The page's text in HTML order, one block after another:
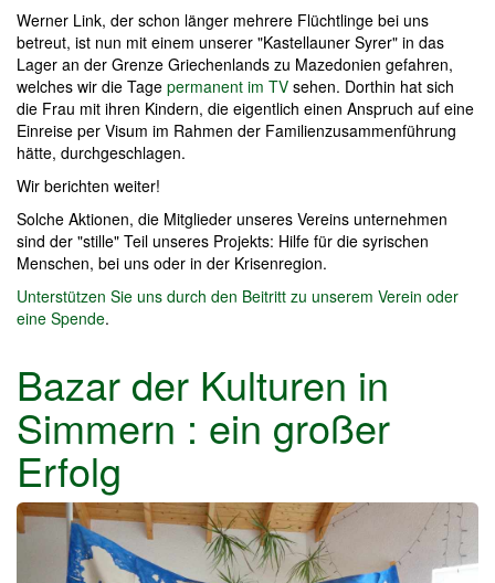
Werner Link, der schon länger mehrere Flüchtlinge bei uns
betreut, ist nun mit einem unserer "Kastellauner Syrer" in das
Lager an der Grenze Griechenlands zu Mazedonien gefahren,
welches wir die Tage permanent im TV sehen. Dorthin hat sich
die Frau mit ihren Kindern, die eigentlich einen Anspruch auf eine
Einreise per Visum im Rahmen der Familienzusammenführung
hätte, durchgeschlagen.
Wir berichten weiter!
Solche Aktionen, die Mitglieder unseres Vereins unternehmen
sind der "stille" Teil unseres Projekts: Hilfe für die syrischen
Menschen, bei uns oder in der Krisenregion.
Unterstützen Sie uns durch den Beitritt zu unserem Verein oder
eine Spende.
Bazar der Kulturen in
Simmern : ein großer
Erfolg